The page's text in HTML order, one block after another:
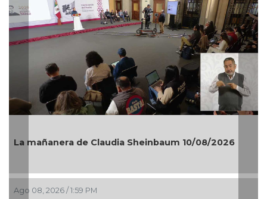
La mañanera de Claudia Sheinbaum 10/08/2026
Ago 08, 2026 / 1:59 PM